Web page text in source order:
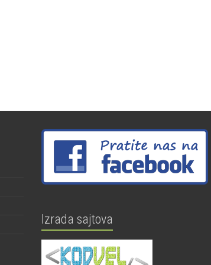
Izrada sajtova